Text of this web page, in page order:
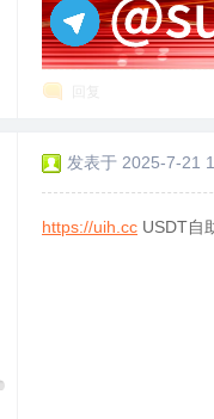
发表于 2025-7-21
https://uih.cc USDT自